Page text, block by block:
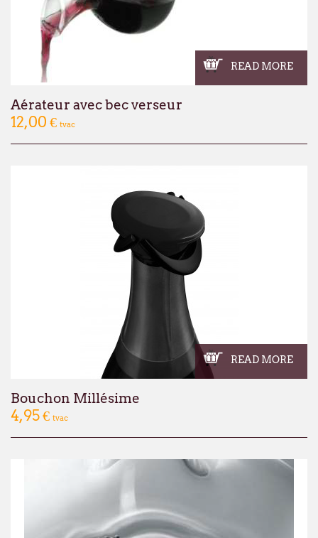
READ MORE
Aérateur avec bec verseur
12,00 € tvac
READ MORE
Bouchon Millésime
4,95 € tvac
Par ailleurs, en raison de ces mêmes
fermeture estivale de plusieurs de nos
pourra subir un délai de
1620 Drogenbos
Nous vous souhaitons un excellent été !
François Dubaere et Géraldine Dubaere